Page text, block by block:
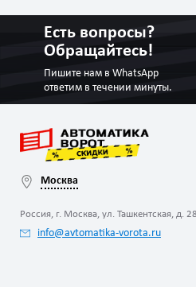
Есть вопросы?
Обращайтесь!
Пишите нам в WhatsApp
ответим в течении минуты.
Москва
Россия, г. Москва, ул. Ташкентская, д.
info@avtomatika-vorota.ru